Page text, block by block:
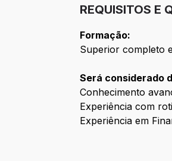
REQUISITOS E
Formação:
Superior completo
Será considerado
Conhecimento
Experiência com
Experiência em